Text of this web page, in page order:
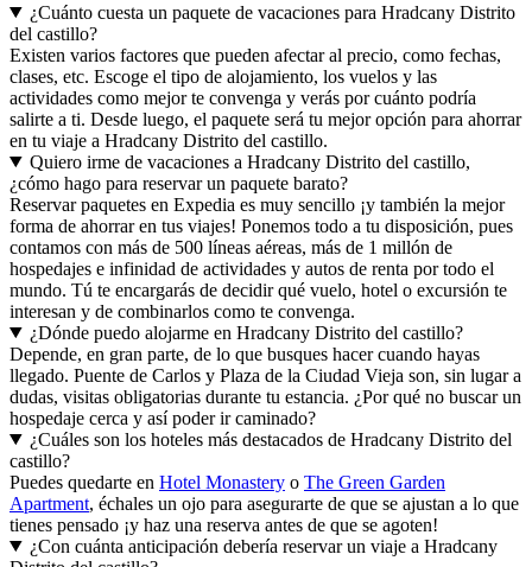
¿Cuánto cuesta un paquete de vacaciones para Hradcany Distrito
del castillo?
Existen varios factores que pueden afectar al precio, como fechas,
clases, etc. Escoge el tipo de alojamiento, los vuelos y las
actividades como mejor te convenga y verás por cuánto podría
salirte a ti. Desde luego, el paquete será tu mejor opción para ahorrar
en tu viaje a Hradcany Distrito del castillo.
Quiero irme de vacaciones a Hradcany Distrito del castillo,
¿cómo hago para reservar un paquete barato?
Reservar paquetes en Expedia es muy sencillo ¡y también la mejor
forma de ahorrar en tus viajes! Ponemos todo a tu disposición, pues
contamos con más de 500 líneas aéreas, más de 1 millón de
hospedajes e infinidad de actividades y autos de renta por todo el
mundo. Tú te encargarás de decidir qué vuelo, hotel o excursión te
interesan y de combinarlos como te convenga.
¿Dónde puedo alojarme en Hradcany Distrito del castillo?
Depende, en gran parte, de lo que busques hacer cuando hayas
llegado. Puente de Carlos y Plaza de la Ciudad Vieja son, sin lugar a
dudas, visitas obligatorias durante tu estancia. ¿Por qué no buscar un
hospedaje cerca y así poder ir caminado?
¿Cuáles son los hoteles más destacados de Hradcany Distrito del
castillo?
Puedes quedarte en Hotel Monastery o The Green Garden
Apartment, échales un ojo para asegurarte de que se ajustan a lo que
tienes pensado ¡y haz una reserva antes de que se agoten!
¿Con cuánta anticipación debería reservar un viaje a Hradcany